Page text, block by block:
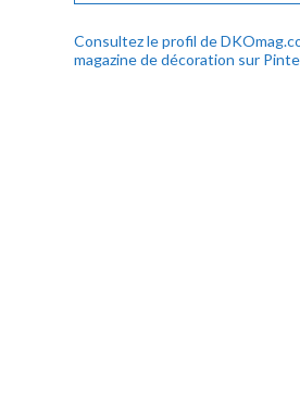
Consultez le profil de
magazine de décoration sur